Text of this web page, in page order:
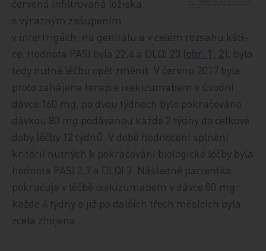
červená infiltrovaná ložiska
s výrazným zašupením
v intertrigách, na genitálu a v celém rozsahu kšti­
ce. Hodnota PASI byla 22,4 a DLQI 23 (
), bylo
tedy nutné léčbu opět změnit. V červnu 2017 byla
proto zahájena terapie ixekizumabem v úvodní
dávce 160 mg, po dvou týdnech bylo pokračováno
dávkou 80 mg podávanou každé 2 týdny do celkové
doby léčby 12 týdnů. V době hodnocení splnění
kritérií nutných k pokračování biologické léčby byla
hodnota PASI 2,7 a DLQI 7. Následně pacientka
pokračuje v léčbě ixekizumabem v dávce 80 mg
každé 4 týdny a již po dalších třech měsících byla
zcela zhojena.